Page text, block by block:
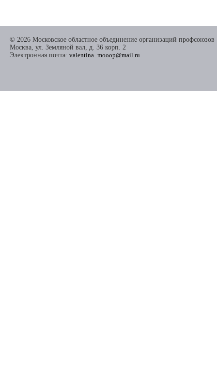
© 2026 Московское областное объединение организаций профсоюзов
Москва, ул. Земляной вал, д. 36 корп. 2
Электронная почта: valentina_mooop@mail.ru